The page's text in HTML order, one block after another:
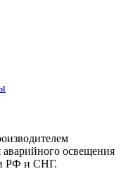
аварийного освещения
РФ и СНГ.